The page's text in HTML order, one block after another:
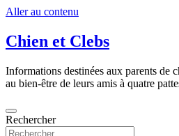
Aller au contenu
Chien et Clebs
Informations destinées aux parents de
au bien-être de leurs amis à quatre
Rechercher